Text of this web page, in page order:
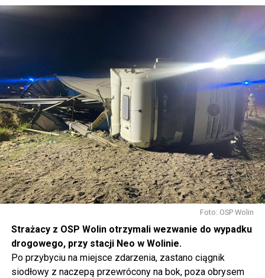
Foto: OSP Wolin
Strażacy z OSP Wolin otrzymali wezwanie do wypadku
drogowego, przy stacji Neo w Wolinie.
Po przybyciu na miejsce zdarzenia, zastano ciągnik
siodłowy z naczepą przewrócony na bok, poza obrysem